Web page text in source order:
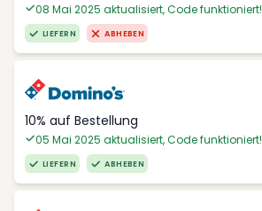
08 Mai 2025 aktualisiert, Code funktioniert!
LIEFERN ABHEBEN
10% auf Bestellung
05 Mai 2025 aktualisiert, Code funktioniert!
LIEFERN ABHEBEN